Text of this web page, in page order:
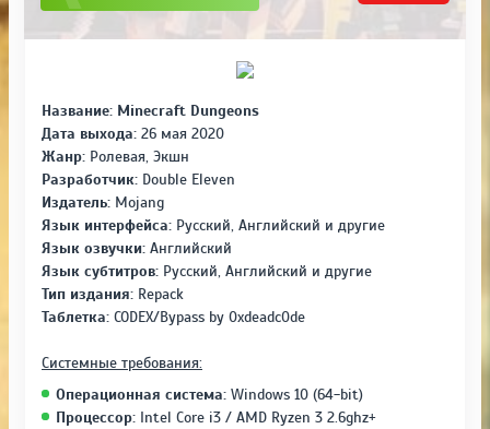
Название: Minecraft Dungeons
Дата выхода: 26 мая 2020
Жанр: Ролевая, Экшн
Разработчик: Double Eleven
Издатель: Mojang
Язык интерфейса: Русский, Английский и другие
Язык озвучки: Английский
Язык субтитров: Русский, Английский и другие
Тип издания: Repack
Таблетка: CODEX/Bypass by 0xdeadc0de
Системные требования:
Операционная система: Windows 10 (64-bit)
Процессор: Intel Core i3 / AMD Ryzen 3 2.6ghz+